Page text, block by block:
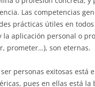
Las competencias
prácticas útiles en
la aplicación personal o
prometer…), son eternas.
personas exitosas está
pues en ellas está la